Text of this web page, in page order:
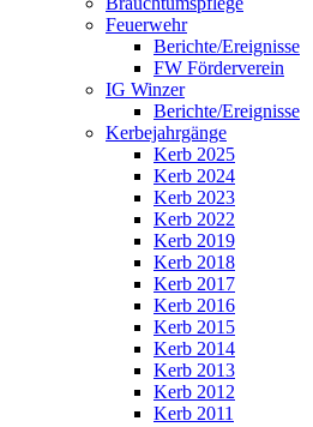
Feuerwehr
Berichte/Ereignisse
FW Förderverein
IG Winzer
Berichte/Ereignisse
Kerbejahrgänge
Kerb 2025
Kerb 2024
Kerb 2023
Kerb 2022
Kerb 2019
Kerb 2018
Kerb 2017
Kerb 2016
Kerb 2015
Kerb 2014
Kerb 2013
Kerb 2012
Kerb 2011